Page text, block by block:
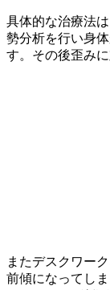
具体的な治療法
勢分析を行い身
す。その後歪み
またデスクワー
前傾になってし